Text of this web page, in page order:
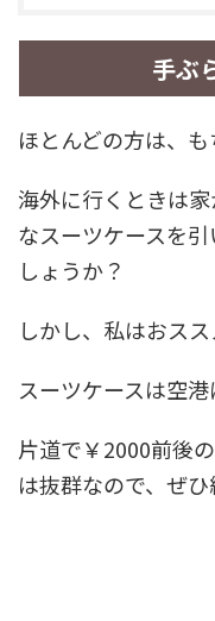
手ぶ
ほとんどの方は、
海外に行くときは
なスーツケースを
しょうか？
しかし、私はおス
スーツケースは空
片道で￥2000前後
は抜群なので、ぜ